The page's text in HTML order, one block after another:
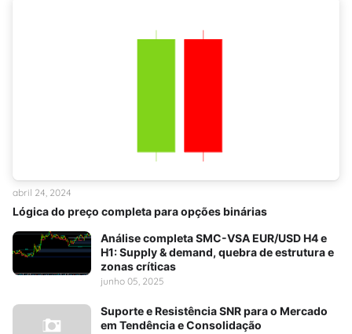
Lógica do preço completa para opções binárias
abril 24, 2024
Análise completa SMC-VSA EUR/USD H4 e
H1: Supply & demand, quebra de estrutura e
zonas críticas
junho 05, 2025
Suporte e Resistência SNR para o Mercado
em Tendência e Consolidação